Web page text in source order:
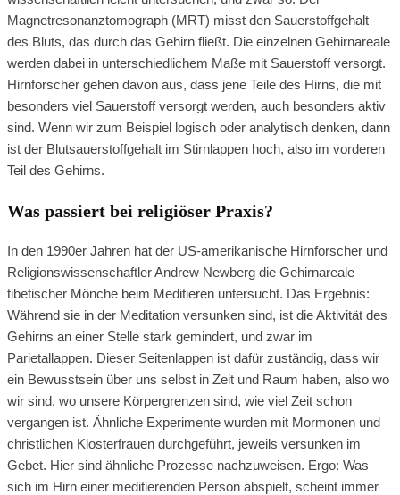
Magnetresonanztomograph (MRT) misst den Sauerstoffgehalt
des Bluts, das durch das Gehirn fließt. Die einzelnen Gehirnareale
werden dabei in unterschiedlichem Maße mit Sauerstoff versorgt.
Hirnforscher gehen davon aus, dass jene Teile des Hirns, die mit
besonders viel Sauerstoff versorgt werden, auch besonders aktiv
sind. Wenn wir zum Beispiel logisch oder analytisch denken, dann
ist der Blutsauerstoffgehalt im Stirnlappen hoch, also im vorderen
Teil des Gehirns.
Was passiert bei religiöser Praxis?
In den 1990er Jahren hat der US-amerikanische Hirnforscher und
Religionswissenschaftler Andrew Newberg die Gehirnareale
tibetischer Mönche beim Meditieren untersucht. Das Ergebnis:
Während sie in der Meditation versunken sind, ist die Aktivität des
Gehirns an einer Stelle stark gemindert, und zwar im
Parietallappen. Dieser Seitenlappen ist dafür zuständig, dass wir
ein Bewusstsein über uns selbst in Zeit und Raum haben, also wo
wir sind, wo unsere Körpergrenzen sind, wie viel Zeit schon
vergangen ist. Ähnliche Experimente wurden mit Mormonen und
christlichen Klosterfrauen durchgeführt, jeweils versunken im
Gebet. Hier sind ähnliche Prozesse nachzuweisen. Ergo: Was
sich im Hirn einer meditierenden Person abspielt, scheint immer